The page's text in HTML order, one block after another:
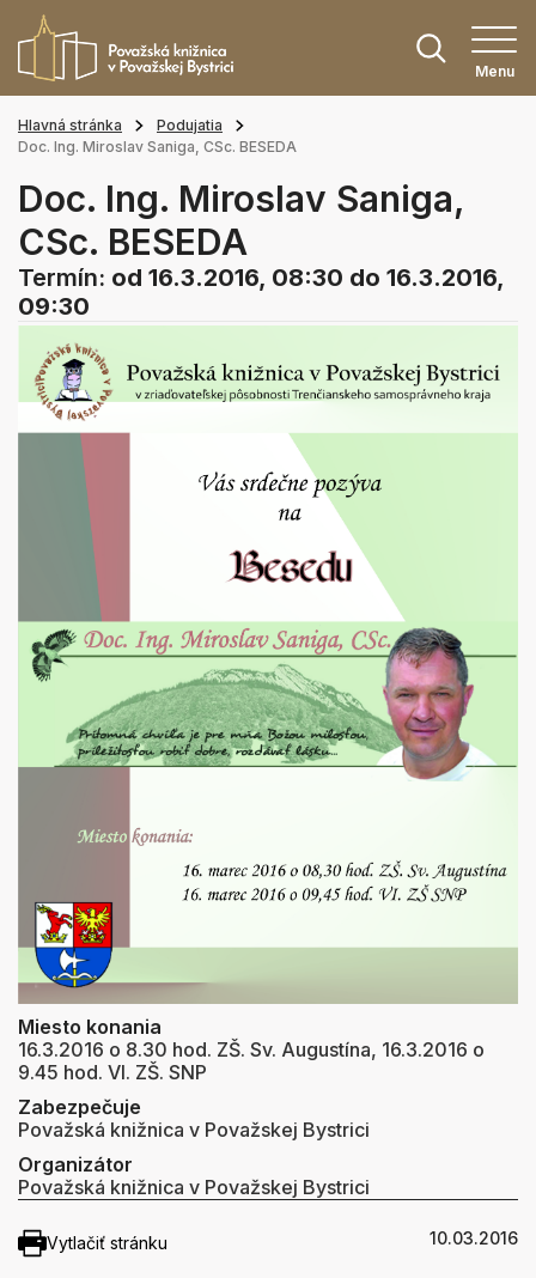
Menu
Hlavná stránka
Podujatia
Doc. Ing. Miroslav Saniga, CSc. BESEDA
Doc. Ing. Miroslav Saniga,
CSc. BESEDA
Termín: od 16.3.2016, 08:30 do 16.3.2016,
09:30
Miesto konania
16.3.2016 o 8.30 hod. ZŠ. Sv. Augustína, 16.3.2016 o
9.45 hod. VI. ZŠ. SNP
Zabezpečuje
Považská knižnica v Považskej Bystrici
Organizátor
Považská knižnica v Považskej Bystrici
Vytlačiť stránku 10.03.2016